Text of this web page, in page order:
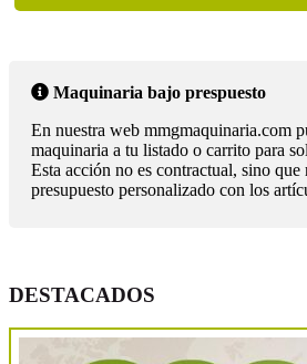
Maquinaria bajo prespuesto
En nuestra web mmgmaquinaria.com
maquinaria a tu listado o carrito para
Esta acción no es contractual, sino que
presupuesto personalizado con los
DESTACADOS